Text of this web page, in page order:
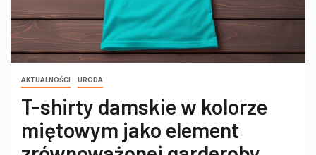
AKTUALNOŚCI URODA
T-shirty damskie w kolorze
miętowym jako element